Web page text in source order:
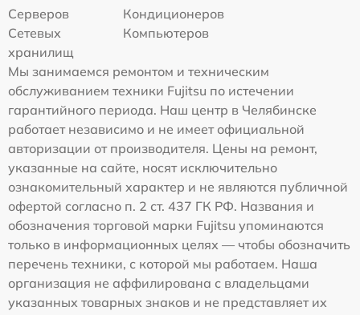
Серверов
Кондиционеров
Сетевых
хранилищ
Компьютеров
Мы занимаемся ремонтом и техническим
обслуживанием техники Fujitsu по истечении
гарантийного периода. Наш центр в Челябинске
работает независимо и не имеет официальной
авторизации от производителя. Цены на ремонт,
указанные на сайте, носят исключительно
ознакомительный характер и не являются публичной
офертой согласно п. 2 ст. 437 ГК РФ. Названия и
обозначения торговой марки Fujitsu упоминаются
только в информационных целях — чтобы обозначить
перечень техники, с которой мы работаем. Наша
организация не аффилирована с владельцами
указанных товарных знаков и не представляет их